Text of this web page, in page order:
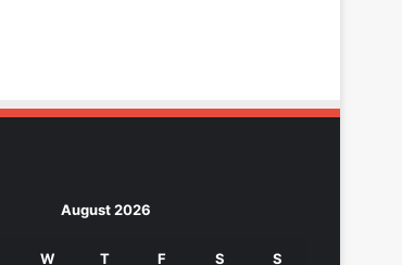
August 2026
W T F S S